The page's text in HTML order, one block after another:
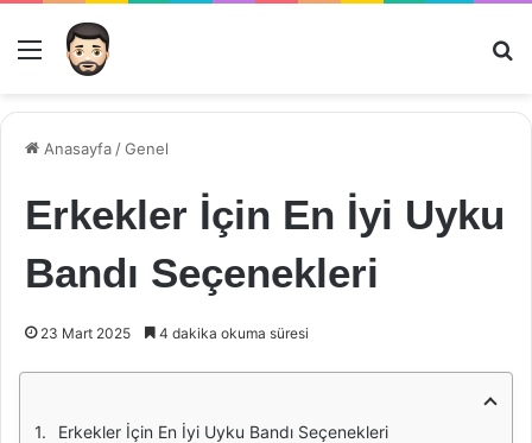
Menü
Anasayfa /Genel
Erkekler İçin En İyi Uyku
Bandı Seçenekleri
23 Mart 2025 4 dakika okuma süresi
Erkekler İçin En İyi Uyku Bandı Seçenekleri